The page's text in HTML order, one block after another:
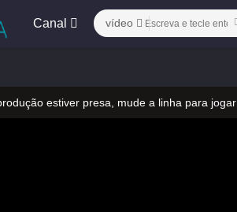
Canal vídeo
estiver presa, mude a linha para jogar